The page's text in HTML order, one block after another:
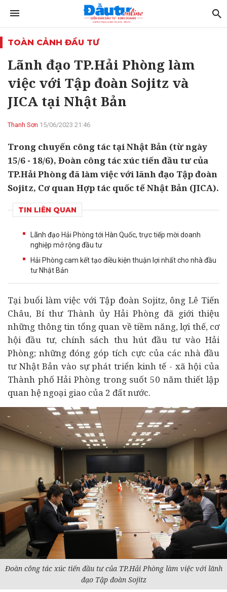
TOÀN CẢNH ĐẦU TƯ
Lãnh đạo TP.Hải Phòng làm
việc với Tập đoàn Sojitz và
JICA tại Nhật Bản
Thanh Sơn 15/06/2023 21:46
Trong chuyến công tác tại Nhật Bản (từ ngày
15/6 - 18/6), Đoàn công tác xúc tiến đầu tư của
TP.Hải Phòng đã làm việc với lãnh đạo Tập đoàn
Sojitz, Cơ quan Hợp tác quốc tế Nhật Bản (JICA).
TIN LIÊN QUAN
Lãnh đạo Hải Phòng tới Hàn Quốc, trực tiếp mời doanh
nghiệp mở rộng đầu tư
Hải Phòng cam kết tạo điều kiện thuận lợi nhất cho nhà đầu
tư Nhật Bản
Tại buổi làm việc với Tập đoàn Sojitz, ông Lê Tiến
Châu, Bí thư Thành ủy Hải Phòng đã giới thiệu
những thông tin tổng quan về tiềm năng, lợi thế, cơ
hội đầu tư, chính sách thu hút đầu tư vào Hải
Phòng; những đóng góp tích cực của các nhà đầu
tư Nhật Bản vào sự phát triển kinh tế - xã hội của
Thành phố Hải Phòng trong suốt 50 năm thiết lập
quan hệ ngoại giao của 2 đất nước.
Đoàn công tác xúc tiến đầu tư của TP.Hải Phòng làm việc với lãnh
đạo Tập đoàn Sojitz